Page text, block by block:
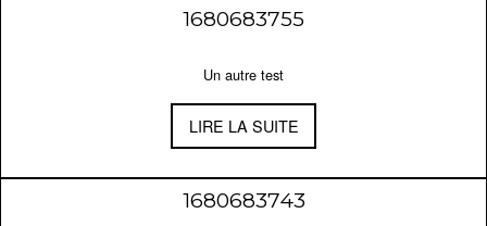
1680683755
Un autre test
LIRE LA SUITE
1680683743